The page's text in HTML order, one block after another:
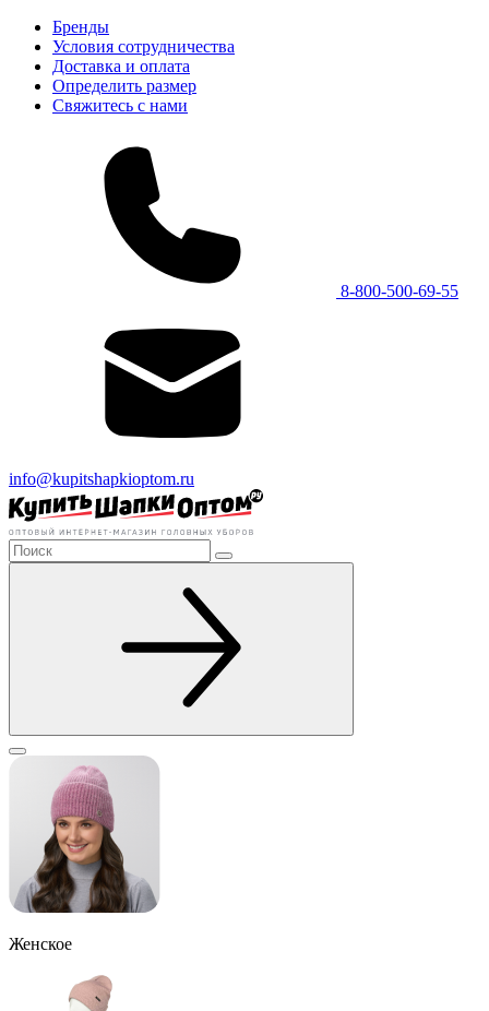
Бренды
Условия сотрудничества
Доставка и оплата
Определить размер
Свяжитесь с нами
8-800-500-69-55
info@kupitshapkioptom.ru
Женское